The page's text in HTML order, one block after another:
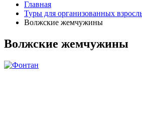
Главная
Туры для организованных
Волжские жемчужины
Волжские жемчужины